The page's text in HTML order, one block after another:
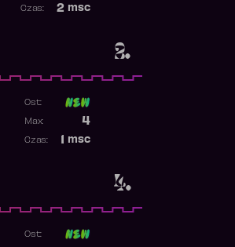
2.
2 msc
Czas:
4.
Ost:
4
Max:
msc
Czas:
Ost: